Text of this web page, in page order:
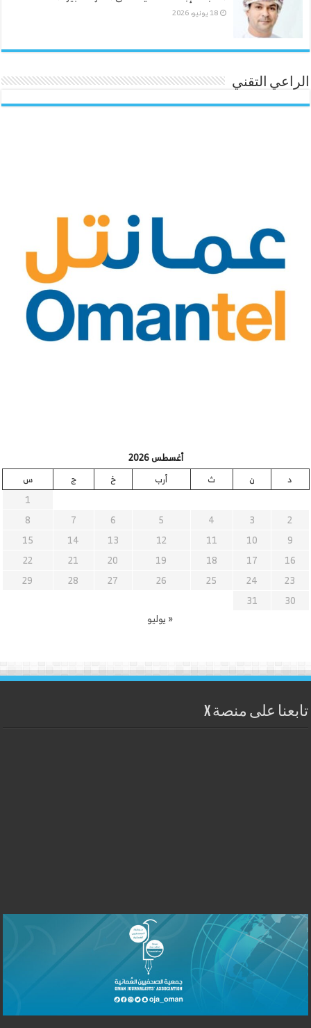
18 يونيو، 2026
الراعي التقني
أغسطس 2026
د
ن ث أرب خ ج
س
1
2
3
4
5
6
7
8
9
10
11
12
13
14
15
16
17
18
19
20
21
22
23
24
25
26
27
28
29
30
31
« يوليو
تابعنا على منصة X